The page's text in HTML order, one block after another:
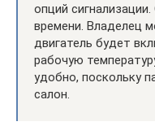
опций
времени. Владелец
двигатель будет
рабочую
удобно, поскольку
салон.